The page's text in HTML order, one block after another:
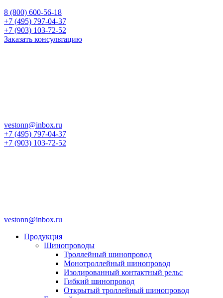
8 (800) 600-56-18
+7 (495) 797-04-37
+7 (903) 103-72-52
Заказать консультацию
vestonn@inbox.ru
+7 (495) 797-04-37
+7 (903) 103-72-52
vestonn@inbox.ru
Продукция
Шинопроводы
Троллейный шинопровод
Монотроллейный шинопровод
Изолированный контактный рельс
Гибкий шинопровод
Открытый троллейный шинопровод